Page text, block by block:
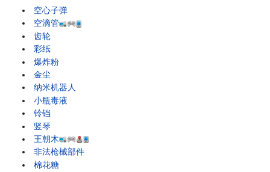
空心子弹
空滴管
齿轮
彩纸
爆炸粉
金尘
纳米机器人
小瓶毒液
铃铛
竖琴
王朝木
非法枪械部件
棉花糖